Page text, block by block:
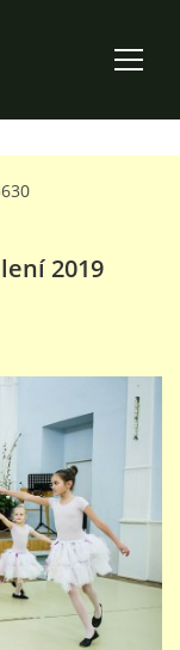
2019